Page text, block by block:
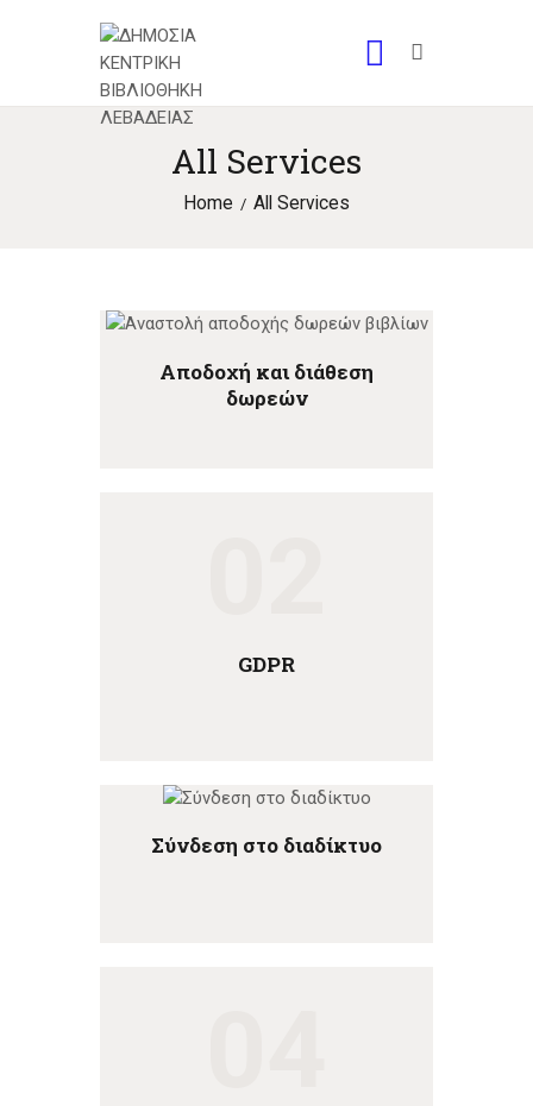
All Services
Home All Services
Αποδοχή και διάθεση
δωρεών
GDPR
Σύνδεση στο διαδίκτυο